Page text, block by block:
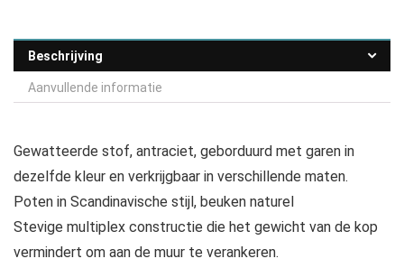
Beschrijving
Aanvullende informatie
Gewatteerde stof, antraciet, geborduurd met garen in
dezelfde kleur en verkrijgbaar in verschillende maten.
Poten in Scandinavische stijl, beuken naturel
Stevige multiplex constructie die het gewicht van de kop
vermindert om aan de muur te verankeren.